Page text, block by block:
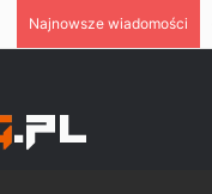
Najnowsze wiadomości